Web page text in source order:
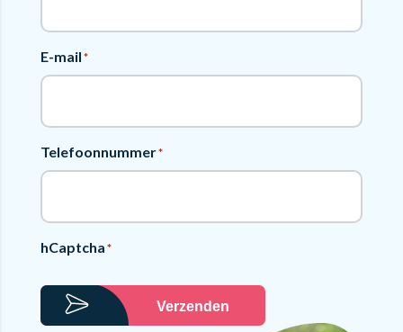
E-mail*
Telefoonnummer*
hCaptcha*
Verzenden